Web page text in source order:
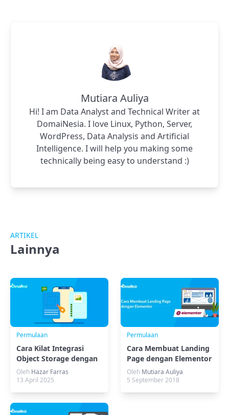
Mutiara Auliya
Hi! I am Data Analyst and Technical Writer at
DomaiNesia. I love Linux, Python, Server,
WordPress, Data Analysis and Artificial
Intelligence. I will help you making some
technically being easy to understand :)
ARTIKEL
Lainnya
Permulaan
Cara Kilat Integrasi
Object Storage dengan
NodeJS
Oleh Hazar Farras
13 April 2025
Permulaan
Cara Membuat Landing
Page dengan Elementor
Oleh Mutiara Auliya
5 September 2018